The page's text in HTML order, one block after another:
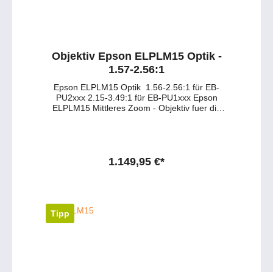
Objektiv Epson ELPLM15 Optik -
1.57-2.56:1
Epson ELPLM15 Optik 1.56-2.56:1 für EB-
PU2xxx 2.15-3.49:1 für EB-PU1xxx Epson
ELPLM15 Mittleres Zoom - Objektiv fuer die
dem Produkt ? - Wuenschen Sie eine
persoenliche Beratung ? Anfragen gerne per
Mail) https://tawk.to/petersmedien ( Live-Chat
und Live-Beratung) und 0177 286 6235 /
1.149,95 €*
Tipp